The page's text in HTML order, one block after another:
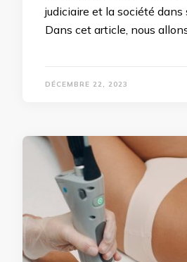
judiciaire et la société dans
Dans cet article, nous
DÉCEMBRE 22, 2023